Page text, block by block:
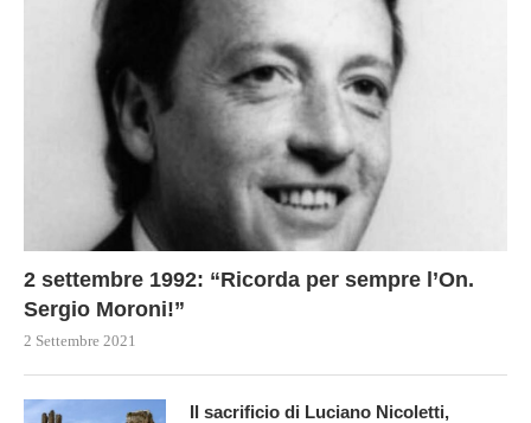
2 settembre 1992: “Ricorda per sempre l’On.
Sergio Moroni!”
2 Settembre 2021
Il sacrificio di Luciano Nicoletti,